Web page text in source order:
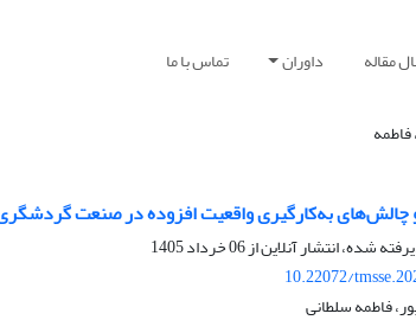
مقاله داوران تماس با ما
به‌کارگیری واقعیت افزوده در صنعت
شده، انتشار آنلاین از06 خرداد 1405
10.22072/
فاطمه سلطانی